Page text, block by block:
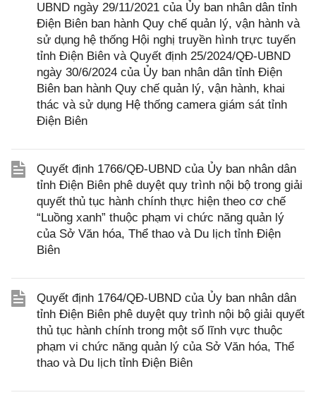
UBND ngày 29/11/2021 của Ủy ban nhân dân tỉnh
Điện Biên ban hành Quy chế quản lý, vận hành và
sử dụng hệ thống Hội nghị truyền hình trực tuyến
tỉnh Điện Biên và Quyết định 25/2024/QĐ-UBND
ngày 30/6/2024 của Ủy ban nhân dân tỉnh Điện
Biên ban hành Quy chế quản lý, vận hành, khai
thác và sử dụng Hệ thống camera giám sát tỉnh
Điện Biên
Quyết định 1766/QĐ-UBND của Ủy ban nhân dân
tỉnh Điện Biên phê duyệt quy trình nội bộ trong giải
quyết thủ tục hành chính thực hiện theo cơ chế
“Luồng xanh” thuộc phạm vi chức năng quản lý
của Sở Văn hóa, Thể thao và Du lịch tỉnh Điện
Biên
Quyết định 1764/QĐ-UBND của Ủy ban nhân dân
tỉnh Điện Biên phê duyệt quy trình nội bộ giải quyết
thủ tục hành chính trong một số lĩnh vực thuộc
phạm vi chức năng quản lý của Sở Văn hóa, Thể
thao và Du lịch tỉnh Điện Biên